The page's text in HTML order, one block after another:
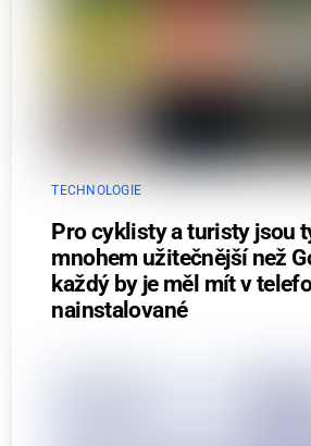
TECHNOLOGIE
Pro cyklisty a turisty jsou
mnohem užitečnější než
každý by je měl mít v
nainstalované